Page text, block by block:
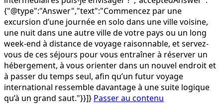
{"@type":"Answer","text":"Commencez par une
excursion d’une journée en solo dans une ville voisine,
une nuit dans une autre ville de votre pays ou un long
week-end à distance de voyage raisonnable, et servez-
vous de ces séjours pour vous entraîner à réserver un
hébergement, à vous orienter dans un nouvel endroit et
à passer du temps seul, afin qu’un futur voyage
international ressemble davantage à une suite logique
qu’à un grand saut."}}]} Passer au contenu